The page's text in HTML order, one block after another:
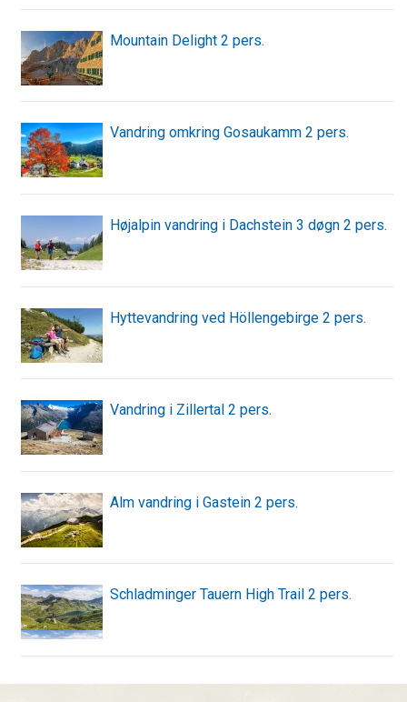
Mountain Delight 2 pers.
Vandring omkring Gosaukamm 2 pers.
Højalpin vandring i Dachstein 3 døgn 2 pers.
Hyttevandring ved Höllengebirge 2 pers.
Vandring i Zillertal 2 pers.
Alm vandring i Gastein 2 pers.
Schladminger Tauern High Trail 2 pers.